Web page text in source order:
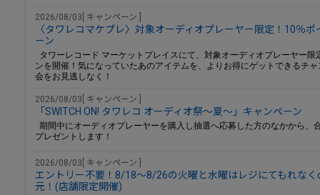
2026/08/03[ キャンペーン ]
〈タワレコマケプレ〉対象オーディオプレーヤー限定！10％
ーン
タワーレコード マーケットプレイスにて、対象オーディオプレーヤー限
ンを開催！気になっていたあのアイテムを、よりお得にゲットできるチ
会をお見逃しなく！
2026/08/03[ キャンペーン ]
「SWITCH ON! タワレコ オーディオ祭～夏～」キャンペーン
期間中にオーディオプレーヤーを購入し抽選へ応募した方のなかから、
プレゼントします！
2026/08/03[ キャンペーン ]
エントリー不要！8/18～8/26の火曜と水曜はレジにてもれな
元！(店舗限定開催)